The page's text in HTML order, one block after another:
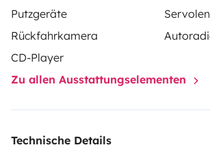
Putzgeräte
Rückfahrkamera
CD-Player
Zu allen Ausstattungselementen
Technische Details